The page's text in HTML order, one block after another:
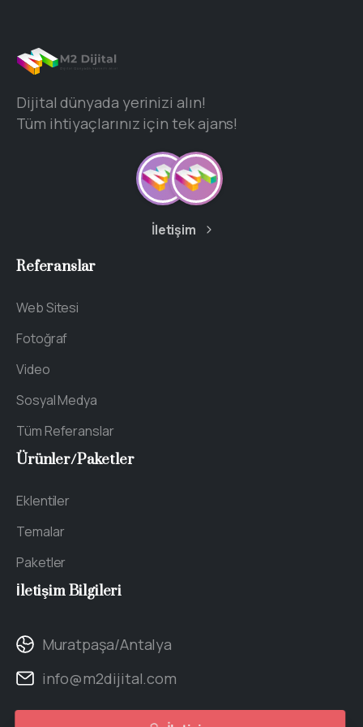
Dijital dünyada yerinizi alın!
Tüm ihtiyaçlarınız için tek ajans!
İletişim
Referanslar
Web Sitesi
Fotoğraf
Video
Sosyal Medya
Tüm Referanslar
Ürünler/Paketler
Eklentiler
Temalar
Paketler
İletişimBilgileri
Muratpaşa/Antalya
info@m2dijital.com